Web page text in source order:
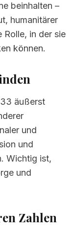
beinhalten –
humanitärer
Rolle, in der sie
können.
äußerst
und
und
Wichtig ist,
und
Zahlen